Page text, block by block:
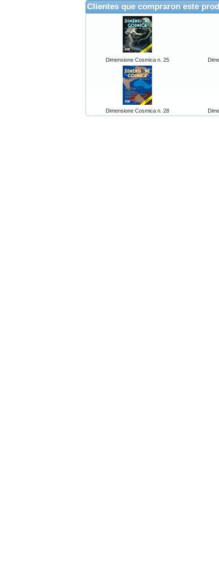
Clientes que compraron este
Dimensione Cosmica n. 25
Dimensione Cosmica n. 28